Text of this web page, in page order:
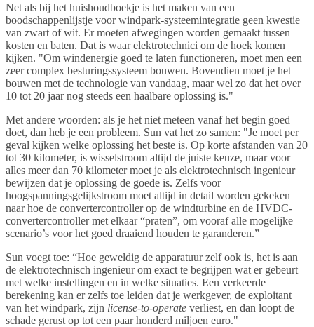
Net als bij het huishoudboekje is het maken van een
boodschappenlijstje voor windpark-systeemintegratie geen kwestie
van zwart of wit. Er moeten afwegingen worden gemaakt tussen
kosten en baten. Dat is waar elektrotechnici om de hoek komen
kijken. "Om windenergie goed te laten functioneren, moet men een
zeer complex besturingssysteem bouwen. Bovendien moet je het
bouwen met de technologie van vandaag, maar wel zo dat het over
10 tot 20 jaar nog steeds een haalbare oplossing is."
Met andere woorden: als je het niet meteen vanaf het begin goed
doet, dan heb je een probleem. Sun vat het zo samen: "Je moet per
geval kijken welke oplossing het beste is. Op korte afstanden van 20
tot 30 kilometer, is wisselstroom altijd de juiste keuze, maar voor
alles meer dan 70 kilometer moet je als elektrotechnisch ingenieur
bewijzen dat je oplossing de goede is. Zelfs voor
hoogspanningsgelijkstroom moet altijd in detail worden gekeken
naar hoe de convertercontroller op de windturbine en de HVDC-
convertercontroller met elkaar “praten”, om vooraf alle mogelijke
scenario’s voor het goed draaiend houden te garanderen.”
Sun voegt toe: “Hoe geweldig de apparatuur zelf ook is, het is aan
de elektrotechnisch ingenieur om exact te begrijpen wat er gebeurt
met welke instellingen en in welke situaties. Een verkeerde
berekening kan er zelfs toe leiden dat je werkgever, de exploitant
van het windpark, zijn license-to-operate verliest, en dan loopt de
schade gerust op tot een paar honderd miljoen euro."